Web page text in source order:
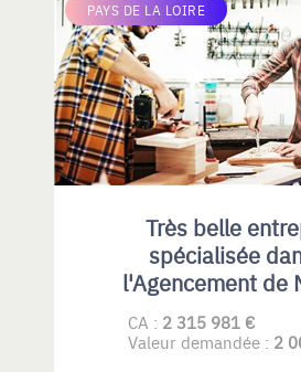
PAYS DE LA LOIRE
Très belle
spécialisée
l'Agencement de
CA : 2 315 981 €
Valeur demandée : 2